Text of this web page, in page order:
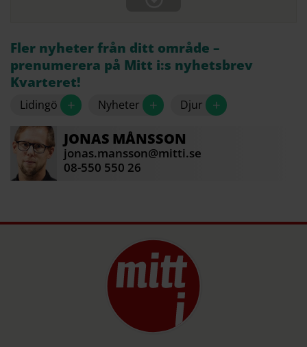
Fler nyheter från ditt område –
prenumerera på Mitt i:s nyhetsbrev
Kvarteret!
Lidingö + Nyheter + Djur +
JONAS MÅNSSON
jonas.mansson@mitti.se
08-550 550 26